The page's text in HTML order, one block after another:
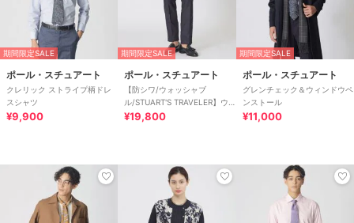
期間限定SALE
ポール・スチュアート
クレリック ストライプ柄ドレ
スシャツ
¥9,900
期間限定SALE
ポール・スチュアート
【防シワ/ウォッシャブ
ル/STUART'S TRAVELER】ウ
ールブレンドカラミトラウザー
¥19,800
期間限定SALE
ポール・スチュアート
グレンチェック＆ウィンドウペ
ンストール
¥11,000